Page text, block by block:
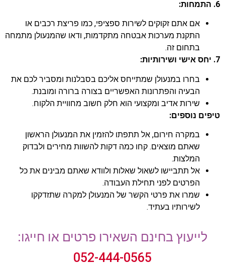
6. התמחות:
אם אתם זקוקים לשירות ספציפי, כמו פריצת רכבים או
התקנת מערכות אבטחה מתקדמות, ודאו שהמנעולן מתמחה
בתחום זה.
7. יחס אישי ושירותיות:
בחרו במנעולן שמתייחס אליכם בסבלנות ומסביר לכם את
הבעיה והפתרונות האפשריים בצורה ברורה ומובנת.
שירות אדיב ומקצועי הוא חלק חשוב מחוויית הלקוח.
טיפים נוספים:
במקרה חירום, אל תתפתו להזמין את המנעולן הראשון
שאתם מוצאים. קחו כמה דקות להשוות מחירים ולבדוק
המלצות.
אל תתביישו לשאול שאלות ולוודא שאתם מבינים את כל
הפרטים לפני תחילת העבודה.
שמרו את פרטי הקשר של המנעולן למקרה שתזדקקו
לשירותיו בעתיד.
לייעוץ בחינם השאירו פרטים או חייגו:
052-444-0565